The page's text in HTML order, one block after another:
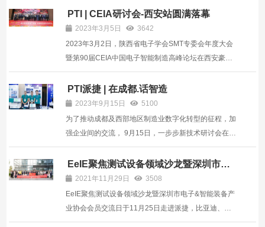
PTI | CEIA研讨会-西安站圆满落幕
2023年3月5日
3642
2023年3月2日，陕西省电子学会SMT专委会年度大会
暨第90届CEIA中国电子智能制造高峰论坛在西安豪享
来温德姆至.尊酒店隆重举行。 早上8点，酒店会议厅门
前的走道上各参展企业陆续抵达，开始整理各自的展品
及宣传彩页，大家对这次西安的研讨会都充满期待，女
士们大都化...
PTI派捷 | 在成都.话智造
2023年9月15日
5100
为了推动成都及西部地区制造业数字化转型的征程，加
强企业间的交流， 9月15日，一步步新技术研讨会在成
都新希望高新皇冠假日酒店，以《智能工厂数字化转型
与可靠性提升方案》为主题举办双场研讨会，来自成都
及西部地区的技术人士齐聚一堂，探讨电子信息产业在
后疫情...
EeIE聚焦测试设备领域沙龙暨深圳市电
子&智能装备产业协会会员交流日-走进派
捷
2021年11月29日
3508
EeIE聚焦测试设备领域沙龙暨深圳市电子&智能装备产
业协会会员交流日于11月25日走进派捷，比亚迪、美
的、航盛、兴禾、华成工控、路远智能、振华兴、正